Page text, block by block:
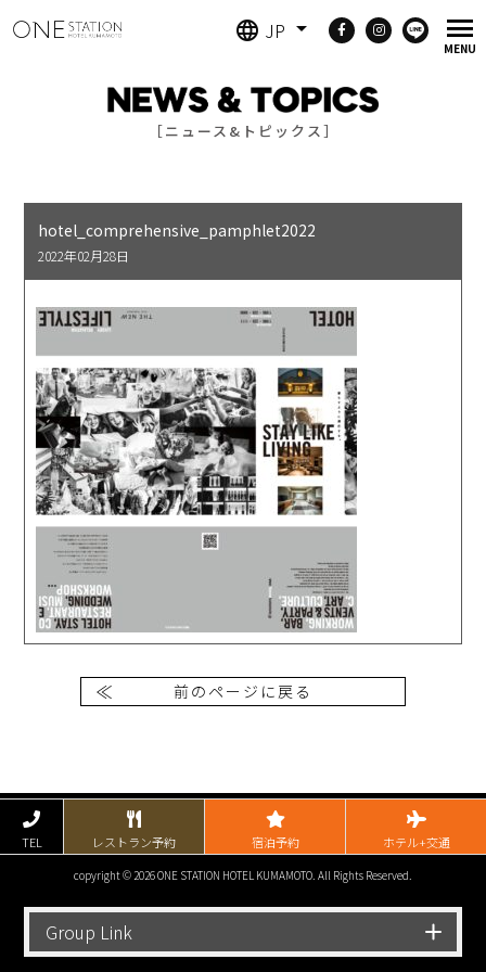
JP
［ニュース&トピックス］
hotel_comprehensive_pamphlet2022
2022年02月28日
前のページに戻る
TEL レストラン予約 宿泊予約 ホテル+交通
copyright © 2026 ONE STATION HOTEL KUMAMOTO. All Rights Reserved.
Group Link